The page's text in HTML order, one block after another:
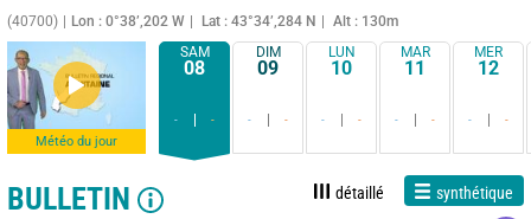
(40700) Lon : 0°38’,202 W Lat : 43°34’,284 N Alt : 130m
Météo du jour
SAM
08
- -
DIM
09
- -
LUN
10
- -
MAR
11
- -
MER
12
- -
BULLETIN détaillé synthétique